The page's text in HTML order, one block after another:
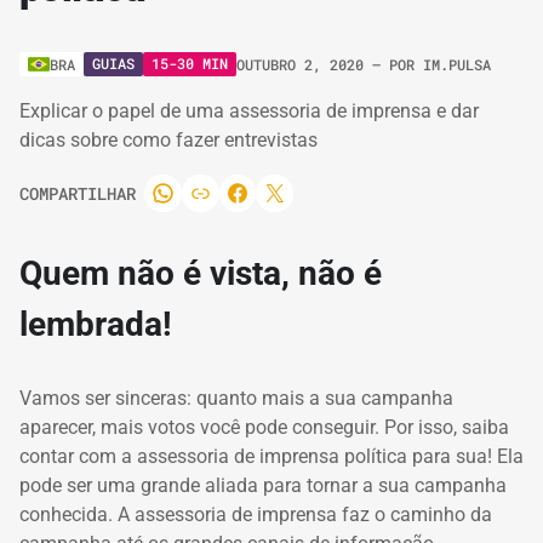
BRA GUIAS 15-30 MIN OUTUBRO 2, 2020 – POR IM.PULSA
Explicar o papel de uma assessoria de imprensa e dar
dicas sobre como fazer entrevistas
COMPARTILHAR
Quem não é vista, não é
lembrada!
Vamos ser sinceras: quanto mais a sua campanha
aparecer, mais votos você pode conseguir. Por isso, saiba
contar com a assessoria de imprensa política para sua! Ela
pode ser uma grande aliada para tornar a sua campanha
conhecida. A assessoria de imprensa faz o caminho da